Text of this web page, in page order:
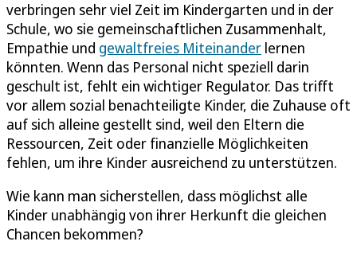
verbringen sehr viel Zeit im Kindergarten und in der
Schule, wo sie gemeinschaftlichen Zusammenhalt,
Empathie und gewaltfreies Miteinander lernen
könnten. Wenn das Personal nicht speziell darin
geschult ist, fehlt ein wichtiger Regulator. Das trifft
vor allem sozial benachteiligte Kinder, die Zuhause oft
auf sich alleine gestellt sind, weil den Eltern die
Ressourcen, Zeit oder finanzielle Möglichkeiten
fehlen, um ihre Kinder ausreichend zu unterstützen.
Wie kann man sicherstellen, dass möglichst alle
Kinder unabhängig von ihrer Herkunft die gleichen
Chancen bekommen?